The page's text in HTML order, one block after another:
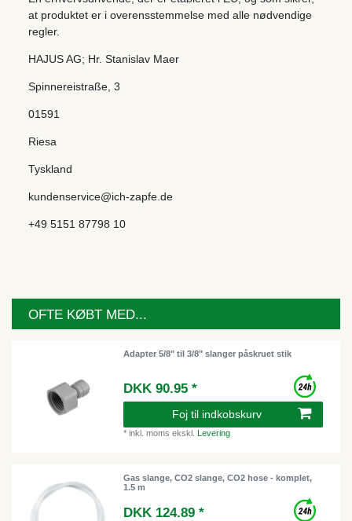
at produktet er i overensstemmelse med alle nødvendige
regler.
HAJUS AG; Hr. Stanislav Maer
Spinnereistraße 3
01591
Riesa
Tyskland
kundenservice@ich-zapfe.de
+49 5151 87798 10
OFTE KØBT MED...
Adapter 5/8" til 3/8" slanger påskruet stik
DKK 90.95 *
Foj til indkobskurv
*inkl. moms ekskl.Levering
Gas slange, CO2 slange, CO2 hose - komplet,
1.5 m
DKK 124.89 *